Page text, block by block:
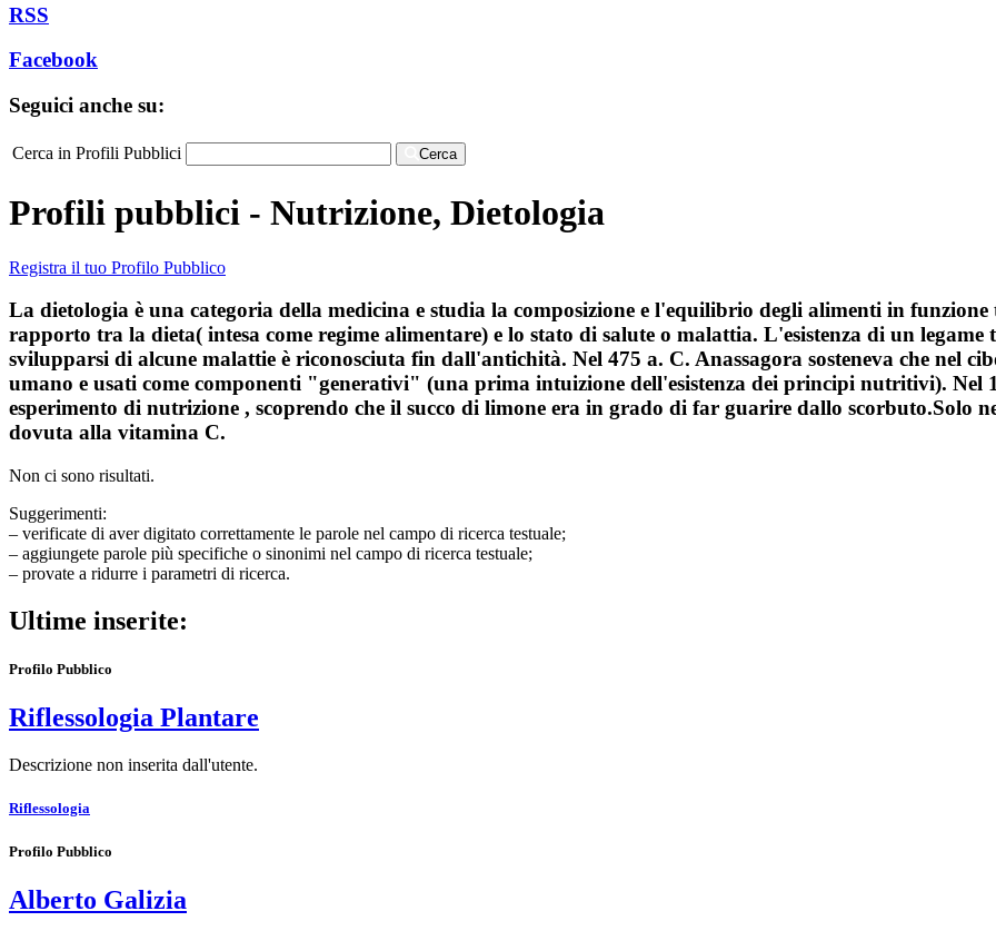
RSS
Facebook
Seguici anche su:
Cerca in Profili Pubblici Cerca
Profili pubblici - Nutrizione, Dietologia
Registra il tuo Profilo Pubblico
La dietologia è una categoria della medicina e studia la composizione e l'equilibrio degli alimenti in
rapporto tra la dieta( intesa come regime alimentare) e lo stato di salute o malattia. L'esistenza di un legame
svilupparsi di alcune malattie è riconosciuta fin dall'antichità. Nel 475 a. C. Anassagora sosteneva che nel
umano e usati come componenti "generativi" (una prima intuizione dell'esistenza dei principi nutritivi). Nel
esperimento di nutrizione , scoprendo che il succo di limone era in grado di far guarire dallo scorbuto.Solo
dovuta alla vitamina C.
Non ci sono risultati.
Suggerimenti:
– verificate di aver digitato correttamente le parole nel campo di ricerca testuale;
– aggiungete parole più specifiche o sinonimi nel campo di ricerca testuale;
– provate a ridurre i parametri di ricerca.
Ultime inserite:
Profilo Pubblico
Riflessologia Plantare
Descrizione non inserita dall'utente.
Riflessologia
Profilo Pubblico
Alberto Galizia